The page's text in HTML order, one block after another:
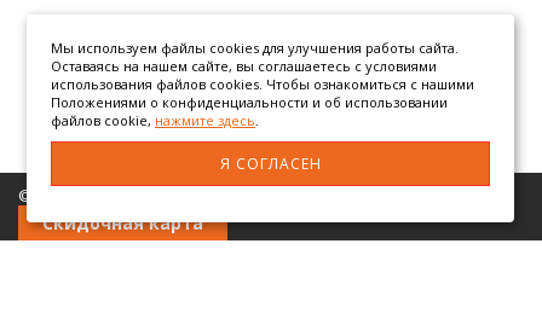
© 2026 ООО «АТЕГОМАН» грузовые автозапчасти
Скидочная карта
Мы используем файлы cookies для улучшения работы сайта.
Оставаясь на нашем сайте, вы соглашаетесь с условиями
использования файлов cookies. Чтобы ознакомиться с нашими
Положениями о конфиденциальности и об использовании
файлов cookie, нажмите здесь.
Я СОГЛАСЕН